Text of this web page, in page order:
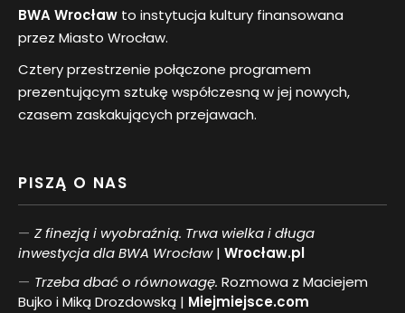
BWA Wrocław to instytucja kultury finansowana
przez Miasto Wrocław.
Cztery przestrzenie połączone programem
prezentującym sztukę współczesną w jej nowych,
czasem zaskakujących przejawach.
PISZĄ O NAS
Z finezją i wyobraźnią. Trwa wielka i długa
inwestycja dla BWA Wrocław| Wrocław.pl
Trzeba dbać o równowagę. Rozmowa z Maciejem
Bujko i Miką Drozdowską | Miejmiejsce.com